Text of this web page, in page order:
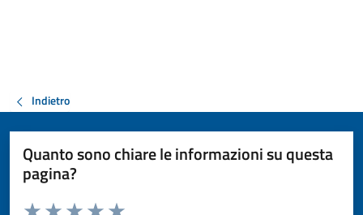
Indietro
Quanto sono chiare le informazioni su questa
pagina?
Valuta da 1 a 5 stelle la pagina